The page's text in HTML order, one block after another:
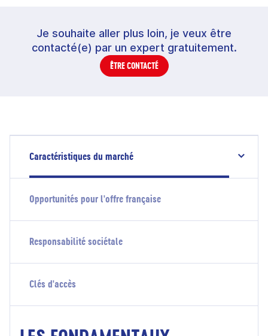
Je souhaite aller plus loin, je veux être
contacté(e) par un expert gratuitement.
ÊTRE CONTACTÉ
Caractéristiques du marché
Opportunités pour l'offre française
Responsabilité sociétale
Clés d'accès